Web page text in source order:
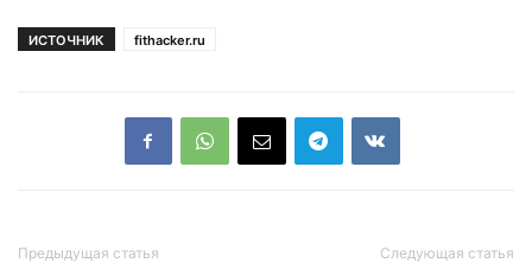
ИСТОЧНИК fithacker.ru
Предыдущая статья Следующая статья